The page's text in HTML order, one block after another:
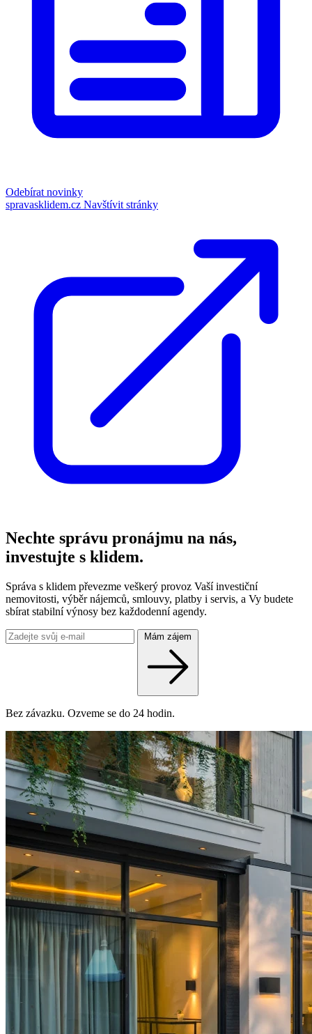
Odebírat novinky
spravasklidem.cz Navštívit stránky
Nechte správu pronájmu na nás,
investujte s klidem.
Správa s klidem převezme veškerý provoz Vaší investiční
nemovitosti, výběr nájemců, smlouvy, platby i servis, a Vy budete
sbírat stabilní výnosy bez každodenní agendy.
Mám zájem
Bez závazku. Ozveme se do 24 hodin.